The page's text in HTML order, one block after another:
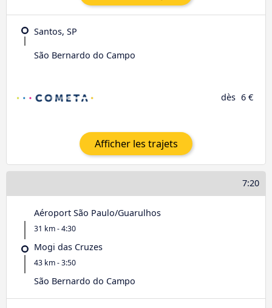
Santos, SP
São Bernardo do Campo
dès 6 €
Afficher les trajets
7:20
Aéroport São Paulo/Guarulhos
31 km - 4:30
Mogi das Cruzes
43 km - 3:50
São Bernardo do Campo